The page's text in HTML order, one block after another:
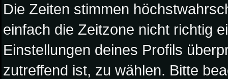
Die Zeiten stimmen
einfach die Zeitzone nicht richtig
Einstellungen deines Profils
zutreffend ist, zu wählen. Bitte